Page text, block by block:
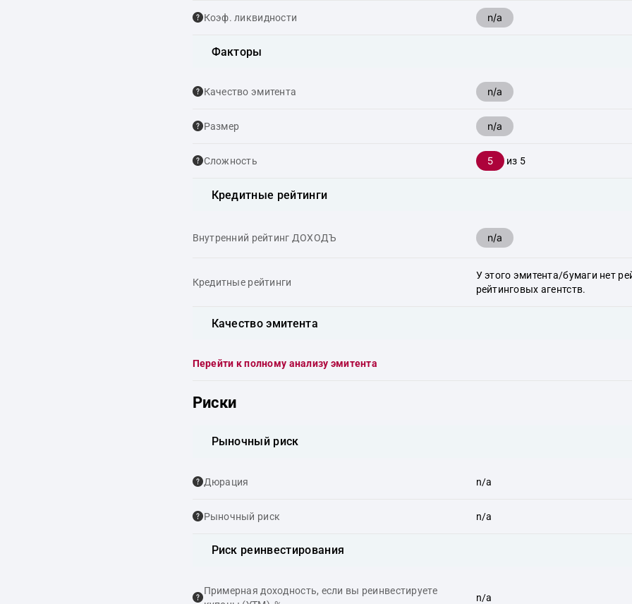
Коэф. ликвидности n/a
Факторы
Качество эмитента n/a
Размер n/a
Сложность 5 из 5
Кредитные рейтинги
Внутренний рейтинг ДОХОДЪ n/a
Кредитные рейтинги
У этого эмитента/бумаги нет
рейтинговых агентств.
Качество эмитента
Перейти к полному анализу эмитента
Риски
Рыночный риск
Дюрация n/a
Рыночный риск n/a
Риск реинвестирования
Примерная доходность, если вы реинвестируете
n/a